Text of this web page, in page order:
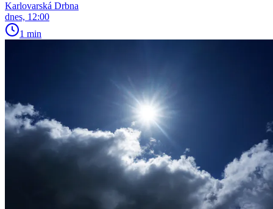
Karlovarská Drbna
dnes, 12:00
1 min